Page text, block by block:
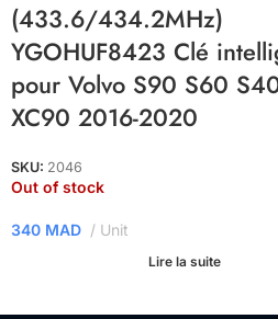
(433.6/434.2MHz)
YGOHUF8423 Clé
pour Volvo S90 S60
XC90 2016-2020
SKU: 2046
Out of stock
340 MAD Unit
Lire la suite